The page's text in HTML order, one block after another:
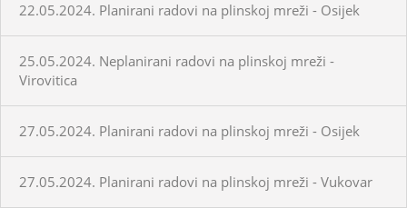
22.05.2024. Planirani radovi na plinskoj mreži - Osijek
25.05.2024. Neplanirani radovi na plinskoj mreži -
Virovitica
27.05.2024. Planirani radovi na plinskoj mreži - Osijek
27.05.2024. Planirani radovi na plinskoj mreži - Vukovar